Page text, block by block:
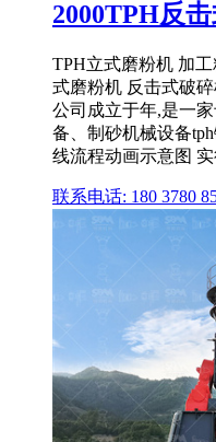
2000TPH反
TPH立式磨粉机 加
式磨粉机 反击式破
公司成立于年,是一
备、制砂机械设备
线流程动画示意图 实
联系电话: 180 3780